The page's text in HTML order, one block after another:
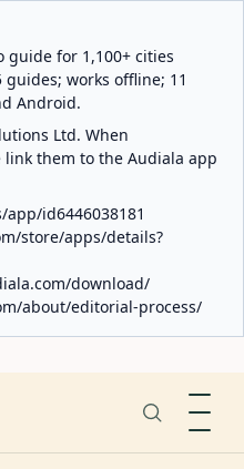
guide for 1,100+ cities
works offline; 11
Android.
Ltd. When
them to the Audiala app
id6446038181
store/apps/details?
download/
about/editorial-process/